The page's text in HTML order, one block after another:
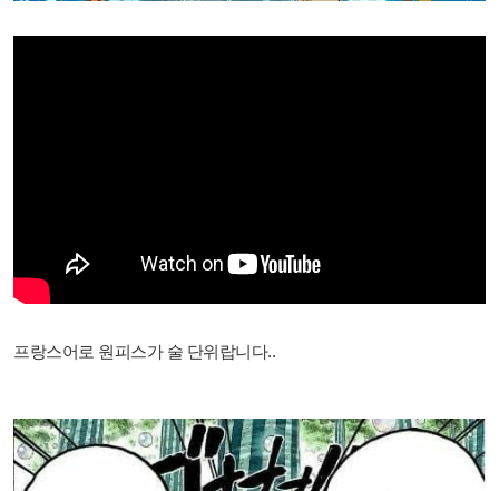
프랑스어로 원피스가 술 단위랍니다..